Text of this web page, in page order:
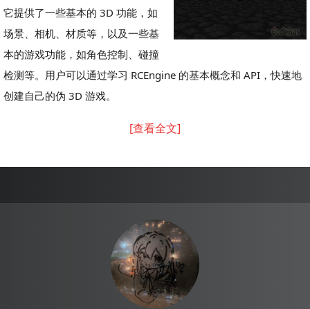
它提供了一些基本的 3D 功能，如
场景、相机、材质等，以及一些基
本的游戏功能，如角色控制、碰撞
检测等。用户可以通过学习 RCEngine 的基本概念和 API，快速地
创建自己的伪 3D 游戏。
[查看全文]